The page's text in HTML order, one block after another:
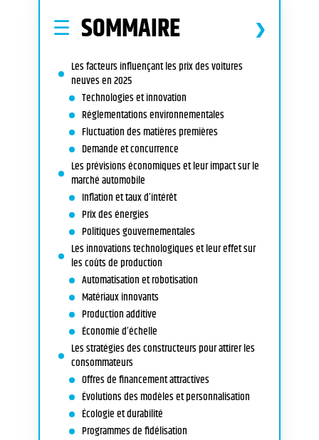
SOMMAIRE
Les facteurs influençant les prix des voitures
neuves en 2025
Technologies et innovation
Réglementations environnementales
Fluctuation des matières premières
Demande et concurrence
Les prévisions économiques et leur impact sur le
marché automobile
Inflation et taux d’intérêt
Prix des énergies
Politiques gouvernementales
Les innovations technologiques et leur effet sur
les coûts de production
Automatisation et robotisation
Matériaux innovants
Production additive
Économie d’échelle
Les stratégies des constructeurs pour attirer les
consommateurs
Offres de financement attractives
Évolutions des modèles et personnalisation
Écologie et durabilité
Programmes de fidélisation